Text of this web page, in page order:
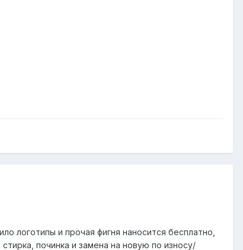
логотипы и прочая фигня наносится бесплатно,
починка и замена на новую по износу/